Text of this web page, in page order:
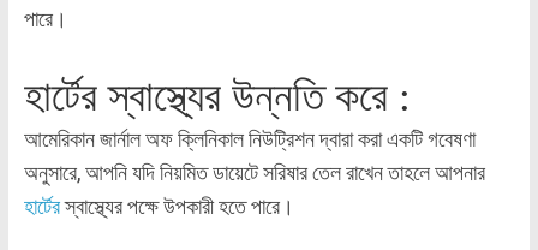
পারে।
হার্টের স্বাস্থ্যের উন্নতি করে :
আমেরিকান জার্নাল অফ ক্লিনিকাল নিউট্রিশন দ্বারা করা একটি গবেষণা
অনুসারে, আপনি যদি নিয়মিত ডায়েটে সরিষার তেল রাখেন তাহলে আপনার
হার্টেরস্বাস্থ্যের পক্ষে উপকারী হতে পারে।